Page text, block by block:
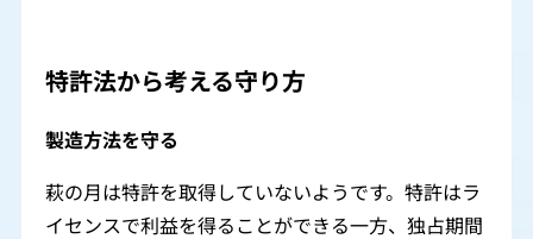
特許法から考える守り方
製造方法を守る
萩の月は特許を取得していないようです。特許はラ
イセンスで利益を得ることができる一方、独占期間